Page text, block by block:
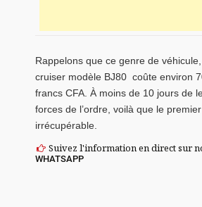
Rappelons que ce genre de
cruiser modèle BJ80 coûte environ
francs CFA. À moins de 10 jours de
forces de l’ordre, voilà que le
irrécupérable.
Suivez l'information en direct sur
WHATSAPP